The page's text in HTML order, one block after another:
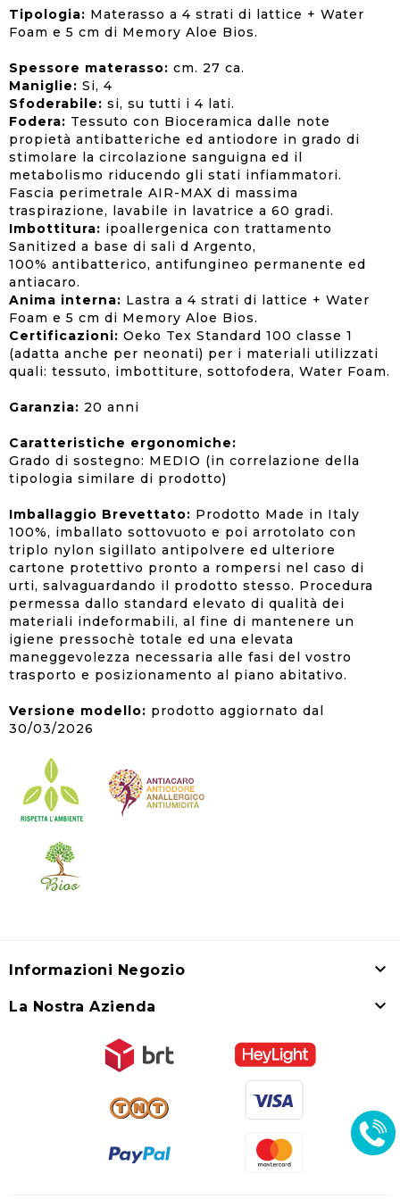
Tipologia: Materasso a 4 strati di lattice + Water
Foam e 5 cm di Memory Aloe Bios.
Spessore materasso: cm. 27 ca.
Maniglie: Si, 4
Sfoderabile: si, su tutti i 4 lati.
Fodera: Tessuto con Bioceramica dalle note
propietà antibatteriche ed antiodore in grado di
stimolare la circolazione sanguigna ed il
metabolismo riducendo gli stati infiammatori.
Fascia perimetrale AIR-MAX di massima
traspirazione, lavabile in lavatrice a 60 gradi.
Imbottitura: ipoallergenica con trattamento
Sanitized a base di sali d Argento,
100% antibatterico, antifungineo permanente ed
antiacaro.
Anima interna: Lastra a 4 strati di lattice + Water
Foam e 5 cm di Memory Aloe Bios.
Certificazioni: Oeko Tex Standard 100 classe 1
(adatta anche per neonati) per i materiali utilizzati
quali: tessuto, imbottiture, sottofodera, Water Foam.
Garanzia: 20 anni
Caratteristiche ergonomiche:
Grado di sostegno: MEDIO (in correlazione della
tipologia similare di prodotto)
Imballaggio Brevettato: Prodotto Made in Italy
100%, imballato sottovuoto e poi arrotolato con
triplo nylon sigillato antipolvere ed ulteriore
cartone protettivo pronto a rompersi nel caso di
urti, salvaguardando il prodotto stesso. Procedura
permessa dallo standard elevato di qualità dei
materiali indeformabili, al fine di mantenere un
igiene pressochè totale ed una elevata
maneggevolezza necessaria alle fasi del vostro
trasporto e posizionamento al piano abitativo.
Versione modello: prodotto aggiornato dal
30/03/2026
Informazioni Negozio 
La Nostra Azienda 